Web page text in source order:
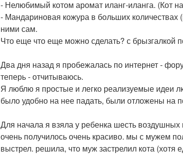
- Нелюбимый котом аромат иланг-иланга. (Кот
- Мандариновая кожура в больших количествах
ними сам.
Что еще что еще можно сделать? с брызгалкой
Два дня назад я пробежалась по интернет -
теперь - отчитываюсь.
Я люблю я простые и легко реализуемые идеи
было удобно на нее падать, были отложены на
Для начала я взяла у ребенка шесть
очень получилось очень красиво. мы с мужем
выстрел. решила, что муж застрелил кота